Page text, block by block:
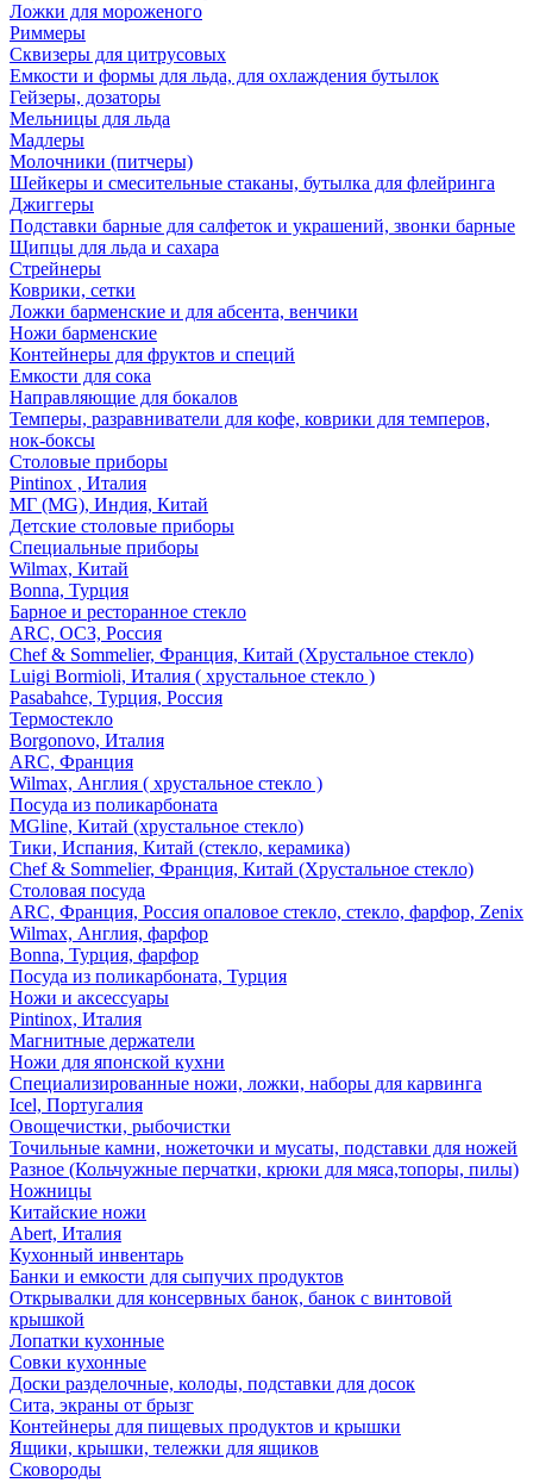
Ложки для мороженого
Риммеры
Сквизеры для цитрусовых
Емкости и формы для льда, для охлаждения бутылок
Гейзеры, дозаторы
Мельницы для льда
Мадлеры
Молочники (питчеры)
Шейкеры и смесительные стаканы, бутылка для флейринга
Джиггеры
Подставки барные для салфеток и украшений, звонки барные
Щипцы для льда и сахара
Стрейнеры
Коврики, сетки
Ложки барменские и для абсента, венчики
Ножи барменские
Контейнеры для фруктов и специй
Емкости для сока
Направляющие для бокалов
Темперы, разравниватели для кофе, коврики для темперов,
нок-боксы
Столовые приборы
Pintinox , Италия
МГ (MG), Индия, Китай
Детские столовые приборы
Специальные приборы
Wilmax, Китай
Bonna, Турция
Барное и ресторанное стекло
ARC, ОСЗ, Россия
Chef & Sommelier, Франция, Китай (Хрустальное стекло)
Luigi Bormioli, Италия ( хрустальное стекло )
Pasabahce, Турция, Россия
Термостекло
Borgonovo, Италия
ARC, Франция
Wilmax, Англия ( хрустальное стекло )
Посуда из поликарбоната
MGline, Китай (хрустальное стекло)
Тики, Испания, Китай (стекло, керамика)
Chef & Sommelier, Франция, Китай (Хрустальное стекло)
Столовая посуда
ARC, Франция, Россия опаловое стекло, стекло, фарфор, Zenix
Wilmax, Англия, фарфор
Bonna, Турция, фарфор
Посуда из поликарбоната, Турция
Ножи и аксессуары
Pintinox, Италия
Магнитные держатели
Ножи для японской кухни
Специализированные ножи, ложки, наборы для карвинга
Icel, Португалия
Овощечистки, рыбочистки
Точильные камни, ножеточки и мусаты, подставки для ножей
Разное (Кольчужные перчатки, крюки для мяса,топоры, пилы)
Ножницы
Китайские ножи
Abert, Италия
Кухонный инвентарь
Банки и емкости для сыпучих продуктов
Открывалки для консервных банок, банок с винтовой
крышкой
Лопатки кухонные
Совки кухонные
Доски разделочные, колоды, подставки для досок
Сита, экраны от брызг
Контейнеры для пищевых продуктов и крышки
Ящики, крышки, тележки для ящиков
Сковороды